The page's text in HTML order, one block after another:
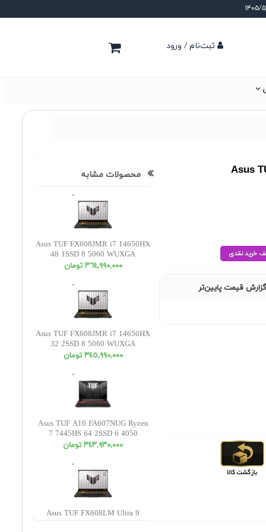
ثبت‌نام / ورود
Asus
قیمت پایین‌تر
محصولات مشابه
Asus TUF FX608JMR i7 14650HX
48 1SSD 8 5060 WUXGA
٣٦٤,٩٩٠,٠٠٠ تومان
Asus TUF FX608JMR i7 14650HX
32 2SSD 8 5060 WUXGA
٣٤٥,٩٩٠,٠٠٠ تومان
Asus TUF A16 FA607NUG Ryzen
7 7445HS 64 2SSD 6 4050
WUXGA
٣٤٣,٩٣٠,٠٠٠ تومان
Asus TUF FX608LM Ultra 9